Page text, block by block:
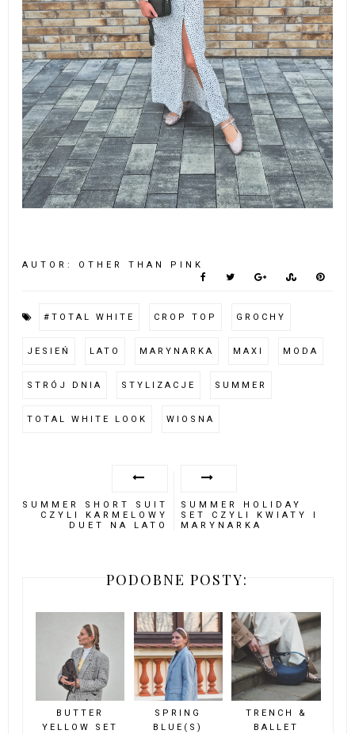
AUTOR: OTHER THAN PINK
#TOTAL WHITE CROP TOP GROCHY
JESIEŃ LATO MARYNARKA MAXI MODA
STRÓJ DNIA STYLIZACJE SUMMER
TOTAL WHITE LOOK WIOSNA
SUMMER SHORT SUIT
CZYLI KARMELOWY
DUET NA LATO
SUMMER HOLIDAY
SET CZYLI KWIATY I
MARYNARKA
PODOBNE POSTY:
BUTTER
YELLOW SET
SPRING
BLUE(S)
TRENCH &
BALLET